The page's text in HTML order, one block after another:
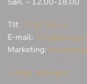
Tlf: 32 62 06 45
E-mail:
Marketing:
Ledige stillinger